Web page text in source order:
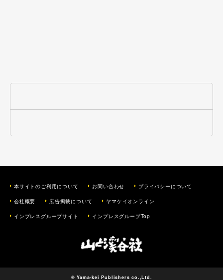
本サイトのご利用について お問い合わせ プライバシーについて
会社概要 広告掲載について ヤマケイオンライン
インプレスグループサイト インプレスグループTop
© Yama-kei Publishers co.,Ltd.